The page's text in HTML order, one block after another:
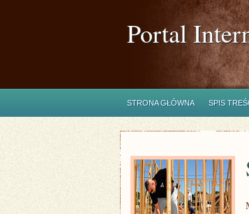
Portal
STRONA GŁÓWNA SPIS